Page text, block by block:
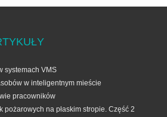
systemach VMS
w inteligentnym mieście
pracowników
pożarowych na płaskim stropie. Część 2